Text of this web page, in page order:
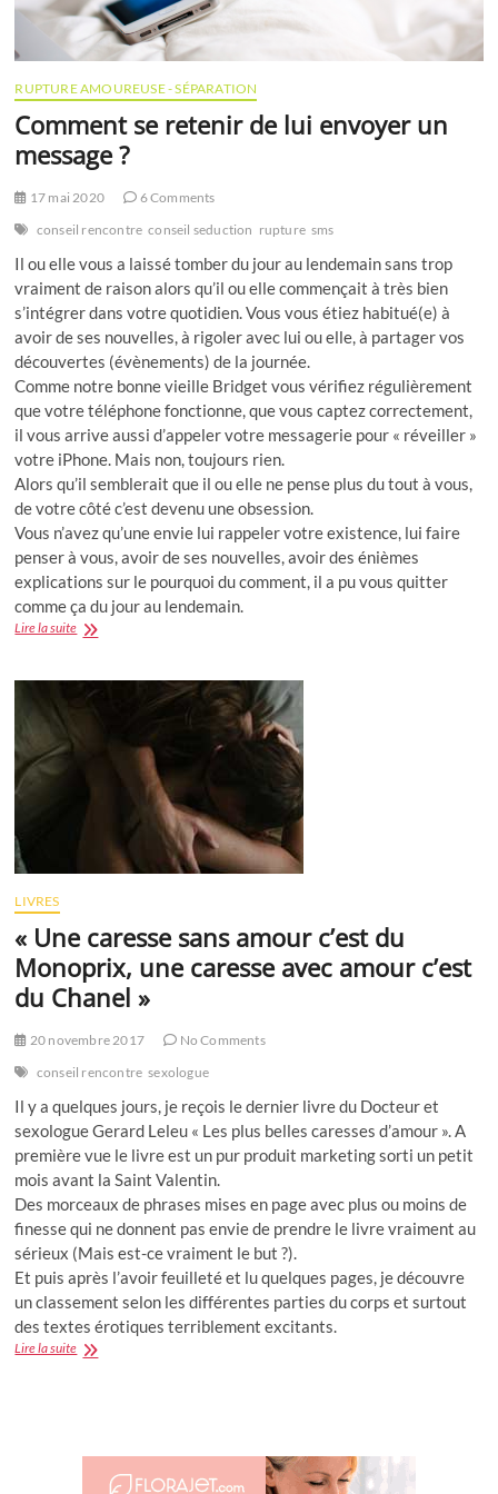
RUPTURE AMOUREUSE - SÉPARATION
Comment se retenir de lui envoyer un
message ?
17 mai 2020
6 Comments
conseil rencontre conseil seduction rupture sms
Il ou elle vous a laissé tomber du jour au lendemain sans trop
vraiment de raison alors qu’il ou elle commençait à très bien
s’intégrer dans votre quotidien. Vous vous étiez habitué(e) à
avoir de ses nouvelles, à rigoler avec lui ou elle, à partager vos
découvertes (évènements) de la journée.
Comme notre bonne vieille Bridget vous vérifiez régulièrement
que votre téléphone fonctionne, que vous captez correctement,
il vous arrive aussi d’appeler votre messagerie pour « réveiller »
votre iPhone. Mais non, toujours rien.
Alors qu’il semblerait que il ou elle ne pense plus du tout à vous,
de votre côté c’est devenu une obsession.
Vous n’avez qu’une envie lui rappeler votre existence, lui faire
penser à vous, avoir de ses nouvelles, avoir des énièmes
explications sur le pourquoi du comment, il a pu vous quitter
comme ça du jour au lendemain.
Lire la suiteComment
LIVRES
« Une caresse sans amour c’est du
Monoprix, une caresse avec amour c’est
du Chanel »
20 novembre 2017
No Comments
conseil rencontre sexologue
Il y a quelques jours, je reçois le dernier livre du Docteur et
sexologue Gerard Leleu « Les plus belles caresses d’amour ». A
première vue le livre est un pur produit marketing sorti un petit
mois avant la Saint Valentin.
Des morceaux de phrases mises en page avec plus ou moins de
finesse qui ne donnent pas envie de prendre le livre vraiment au
sérieux (Mais est-ce vraiment le but ?).
Et puis après l’avoir feuilleté et lu quelques pages, je découvre
un classement selon les différentes parties du corps et surtout
des textes érotiques terriblement excitants.
Lire la suite« Une